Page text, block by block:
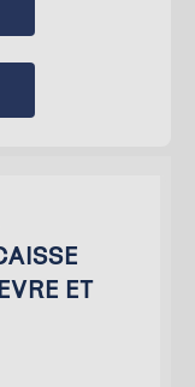
ET